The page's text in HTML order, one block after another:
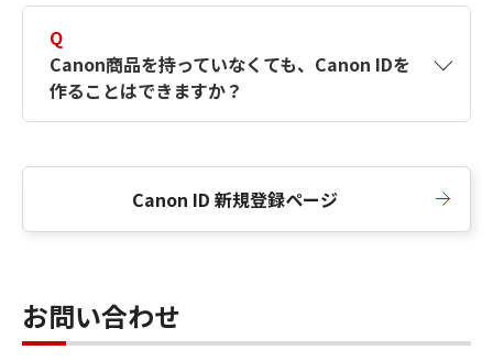
Q
Canon商品を持っていなくても、Canon IDを
作ることはできますか？
Canon ID 新規登録ページ
お問い合わせ